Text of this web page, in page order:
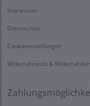
Impressum
Datenschutz
Cookieeinstellungen
Widerrufsrecht &